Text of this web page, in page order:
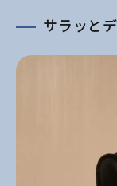
サラッと